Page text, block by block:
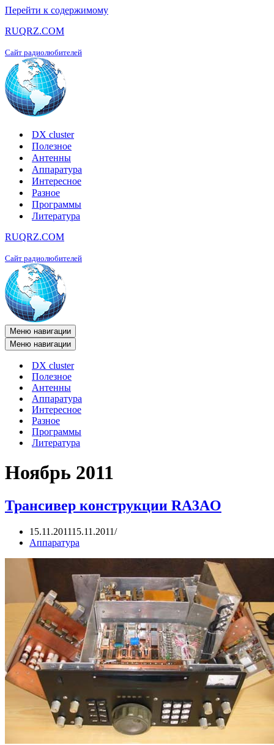
Перейти к содержимому
RUQRZ.COM
Сайт радиолюбителей
DX cluster
Полезное
Антенны
Аппаратура
Интересное
Разное
Программы
Литература
RUQRZ.COM
Сайт радиолюбителей
Меню навигации
Меню навигации
DX cluster
Полезное
Антенны
Аппаратура
Интересное
Разное
Программы
Литература
Ноябрь 2011
Трансивер конструкции RA3AO
15.11.201115.11.2011
Аппаратура